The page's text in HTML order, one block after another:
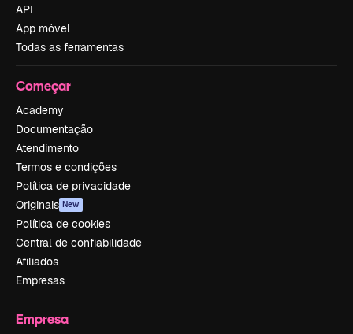
API
App móvel
Todas as ferramentas
Começar
Academy
Documentação
Atendimento
Termos e condições
Política de privacidade
Originais New
Política de cookies
Central de confiabilidade
Afiliados
Empresas
Empresa